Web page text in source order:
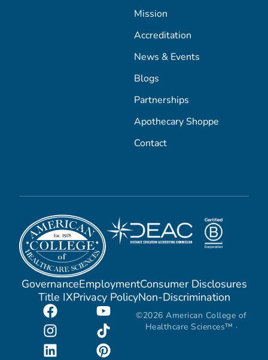
Mission
Accreditation
News & Events
Blogs
Partnerships
Apothecary Shoppe
Contact
GovernanceEmploymentConsumer Disclosures
Title IXPrivacy PolicyNon-Discrimination
©2026 American College of
Healthcare Sciences™ ·